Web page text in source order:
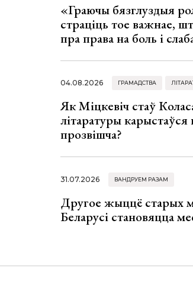
«Граючы бязглуздыя
страціць тое важнае,
пра права на боль і
04.08.2026 ГРАМАДСТВА
Як Міцкевіч стаў
літаратуры карыстаўся
прозвішча?
31.07.2026 ВАНДРУЕМ РАЗАМ
Другое жыццё старых
Беларусі становяцца